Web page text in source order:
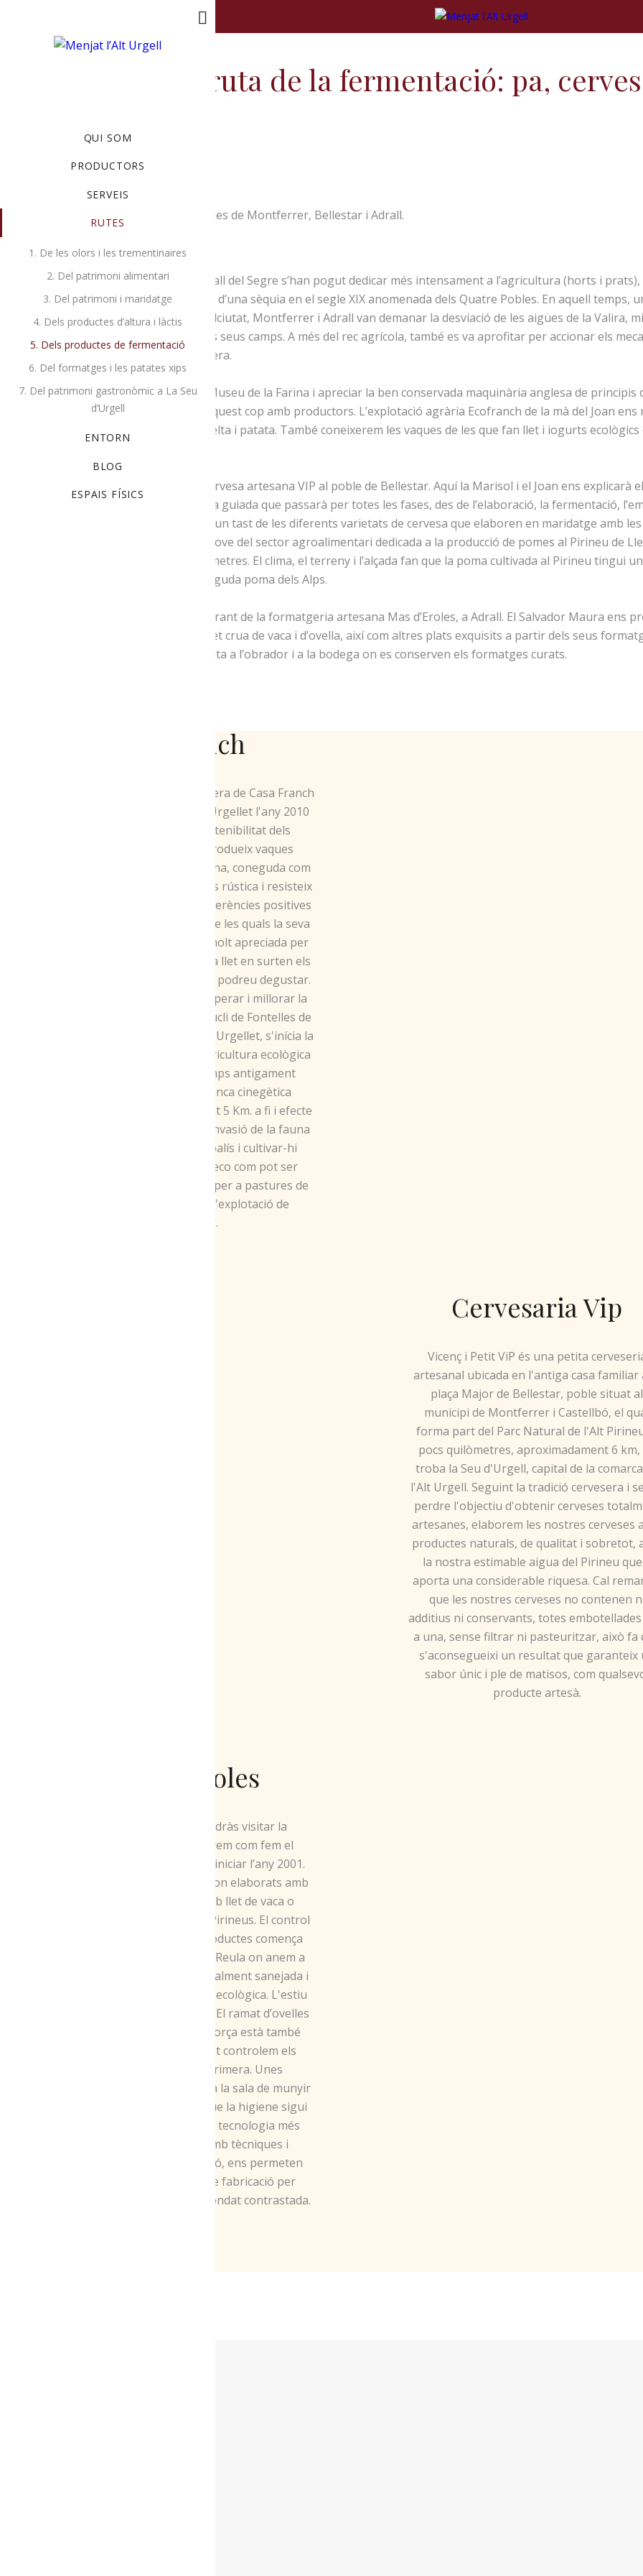
QUI SOM
PRODUCTORS
SERVEIS
RUTES
1. De les olors i les trementinaires
2. Del patrimoni alimentari
3. Del patrimoni i maridatge
4. Dels productes d’altura i làctis
5. Dels productes de fermentació
6. Del formatges i les patates xips
7. Del patrimoni gastronòmic a La Seu
d’Urgell
ENTORN
BLOG
ESPAIS FÍSICS
La ruta de la fermentació: pa,
En aquesta ruta visitarem els pobles de Montferrer, Bellestar i Adrall.
Històricament, els nuclis ubicats a la vall del Segre s’han pogut dedicar més intensament a l’agricultura (horts i
d’altres raons, gràcies a la construcció d’una sèquia en el segle XIX anomenada dels Quatre Pobles. En aquell temps,
pagesos importants d’Anserall, Castellciutat, Montferrer i Adrall van demanar la desviació de les aigües de la Valira,
canal que hauria de proveir d’aigua els seus camps. A més del rec agrícola, també es va aprofitar per accionar els
molí de gra amb la creació d’una farinera.
Aquesta ruta ens permetrà visitar el Museu de la Farina i apreciar la ben conservada maquinària anglesa de principis
Continuarem amb la farina però aquest cop amb productors. L’explotació agrària Ecofranch de la mà del Joan
seva producció de cereal, farina d’espelta i patata. També coneixerem les vaques de les que fan llet i iogurts
Seguirem la ruta fins a la fàbrica de cervesa artesana VIP al poble de Bellestar. Aquí la Marisol i el Joan ens explicarà
d’elaboració de la cervesa en una visita guiada que passarà per totes les fases, des de l’elaboració, la fermentació,
i l’etiquetatge. Acte seguit gaudirem d’un tast de les diferents varietats de cervesa que elaboren en maridatge amb
Pomes del Cadí és una empresa jove del sector agroalimentari dedicada a la producció de pomes al Pirineu de
finques situades a una altitud de 800 metres. El clima, el terreny i l’alçada fan que la poma cultivada al Pirineu tingui
organolèptica molt similar a la reconeguda poma dels Alps.
Per dinar farem una aturada al restaurant de la formatgeria artesana Mas d’Eroles, a Adrall. El Salvador Maura ens
fondues del seu formatge artesà de llet crua de vaca i d’ovella, així com altres plats exquisits a partir dels seus
d’haver-los degustat, s’oferirà una visita a l’obrador i a la bodega on es conserven els formatges curats.
Ecofranch
L'explotació agricola - ramadera de Casa Franch
de Montferrer i Ribera de l'Urgellet l'any 2010
sensibilitzada amb la sostenibilitat dels
processos productius introdueix vaques
lleteres de la raça Parda Alpina, coneguda com
a Brown Swiss, la qual és més rústica i resisteix
millor la calor entre altres diferències positives
respecte la vaca frisona entre les quals la seva
qualitat superior de la llet, molt apreciada per
formatgers artesans i de dita llet en surten els
nostres quèfirs i iogurts que podreu degustar.
L'any 2014 motivat per recuperar i millorar la
casa pairal situada al petit nucli de Fontelles de
Tost, Muniicipi de Ribera de l'Urgellet, s'inícia la
conversió de dita finca a l'agricultura ecològica
recuperant parts dels camps antigament
cultivats i dotant d'una tanca cinegètica
perimetral d'aproximadament 5 Km. a fi i efecte
de protegir els cultius de la invasió de la fauna
salvatge, principament jabalís i cultivar-hi
patata eco i cereal també eco com pot ser
l'Espelta, el Kamut i la resta per a pastures de
les vedelles de recria de l'explotació de
Montferrer.
Cervesaria Vip
Vicenç i Petit ViP és una petita
artesanal ubicada en l'antiga casa familiar
plaça Major de Bellestar, poble situat al
municipi de Montferrer i Castellbó, el
forma part del Parc Natural de l'Alt
pocs quilòmetres, aproximadament 6 km,
troba la Seu d'Urgell, capital de la
l'Alt Urgell. Seguint la tradició cervesera i
perdre l'objectiu d'obtenir cerveses
artesanes, elaborem les nostres cerveses
productes naturals, de qualitat i sobretot,
la nostra estimable aigua del Pirineu
aporta una considerable riquesa. Cal
que les nostres cerveses no contenen
additius ni conservants, totes
a una, sense filtrar ni pasteuritzar, això fa
s'aconsegueixi un resultat que garanteix
sabor únic i ple de matisos, com
producte artesà.
Mas d'Eroles
Vine al Mas d'Eroles i podràs visitar la
formatgeria, on t'explicarem com fem el
formatge, activitat que van iniciar l’any 2001.
Tots el nostres formatges son elaborats amb
llet crua, ja siguin fets amb llet de vaca o
d'ovella, tot al bell mig dels Pirineus. El control
de qualitat dels nostres productes comença
amb el bestiar, la granja La Reula on anem a
cercar la llet de vaca està totalment sanejada i
en procés de transformació ecològica. L'estiu
del 2019 ja serem ecològics!! El ramat d’ovelles
de Corroncui a l'Alta Ribagorça està també
totalment sanejat, per tant controlem els
orígens de la matèria primera. Unes
instal·lacions acurades, tant a la sala de munyir
com a la formatgeria, fan que la higiene sigui
present en tot moment. La tecnologia més
tradicional, juntament amb tècniques i
materials d’última generació, ens permeten
controlar els processos de fabricació per
obtenir uns formatges de bondat contrastada.